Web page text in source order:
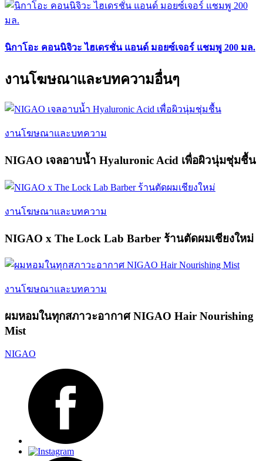
นิกาโอะ คอนนิจิวะ ไฮเดรชั่น แอนด์ มอยซ์เจอร์ แชมพู 200 มล.
งานโฆษณาและบทความอื่นๆ
งานโฆษณาและบทความ
NIGAO เจลอาบน้ำ Hyaluronic Acid เพื่อผิวนุ่มชุ่มชื้น
งานโฆษณาและบทความ
NIGAO x The Lock Lab Barber ร้านตัดผมเชียงใหม่
งานโฆษณาและบทความ
ผมหอมในทุกสภาวะอากาศ NIGAO Hair Nourishing
Mist
NIGAO